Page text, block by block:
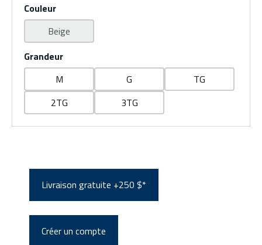
Couleur
Beige
Grandeur
M
G
TG
2TG
3TG
Livraison gratuite +250 $*
Créer un compte